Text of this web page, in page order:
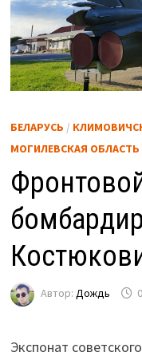
БЕЛАРУСЬ /
МОГИЛЕВСКАЯ ОБЛАСТЬ
Автор: Дождь
Экспонат